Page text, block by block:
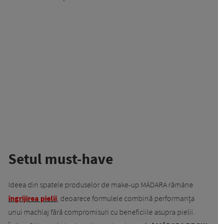
Setul must-have
Ideea din spatele produselor de make-up MÁDARA rămâne
îngrijirea pielii , deoarece formulele combină performanța
unui machiaj fără compromisuri cu beneficiile asupra pielii.